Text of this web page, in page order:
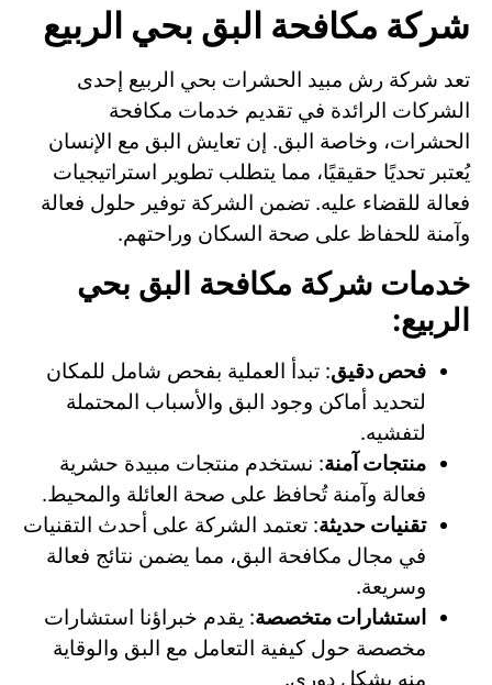
شركة مكافحة البق بحي الربيع
تعد شركة رش مبيد الحشرات بحي الربيع إحدى
الشركات الرائدة في تقديم خدمات مكافحة
الحشرات، وخاصة البق. إن تعايش البق مع الإنسان
يُعتبر تحديًا حقيقيًا، مما يتطلب تطوير استراتيجيات
فعالة للقضاء عليه. تضمن الشركة توفير حلول فعالة
وآمنة للحفاظ على صحة السكان وراحتهم.
خدمات شركة مكافحة البق بحي
الربيع:
فحص دقيق: تبدأ العملية بفحص شامل للمكان
لتحديد أماكن وجود البق والأسباب المحتملة
لتفشيه.
منتجات آمنة: نستخدم منتجات مبيدة حشرية
فعالة وآمنة تُحافظ على صحة العائلة والمحيط.
تقنيات حديثة: تعتمد الشركة على أحدث التقنيات
في مجال مكافحة البق، مما يضمن نتائج فعالة
وسريعة.
استشارات متخصصة: يقدم خبراؤنا استشارات
مخصصة حول كيفية التعامل مع البق والوقاية
منه بشكل دوري.